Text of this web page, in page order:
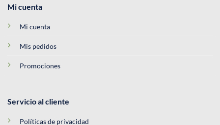
Mi cuenta
Mi cuenta
Mis pedidos
Promociones
Servicio al cliente
Políticas de privacidad